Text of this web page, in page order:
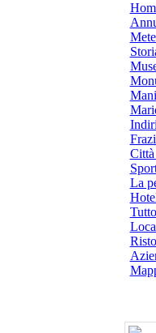
Città
La